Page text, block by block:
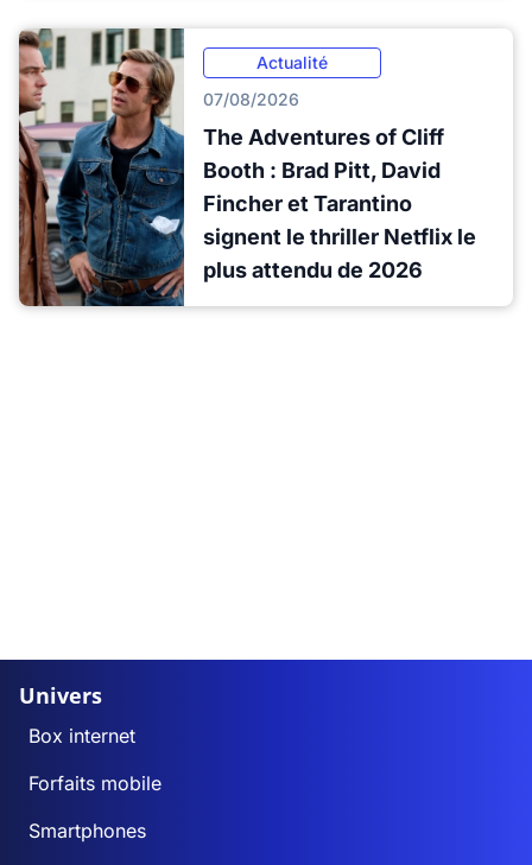
Actualité
07/08/2026
The Adventures of Cliff
Booth : Brad Pitt, David
Fincher et Tarantino
signent le thriller Netflix le
plus attendu de 2026
Univers
Box internet
Forfaits mobile
Smartphones